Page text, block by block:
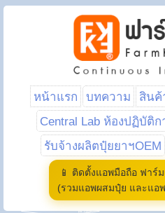
หน้าแรก บทความ สินค้
Central Lab ห้องปฏิบัติก
รับจ้างผลิตปุ๋ยยาฯOEM
📱 ติดตั้งแอพมือถือ ฟาร์
(รวมแอพผสมปุ๋ย และแอ